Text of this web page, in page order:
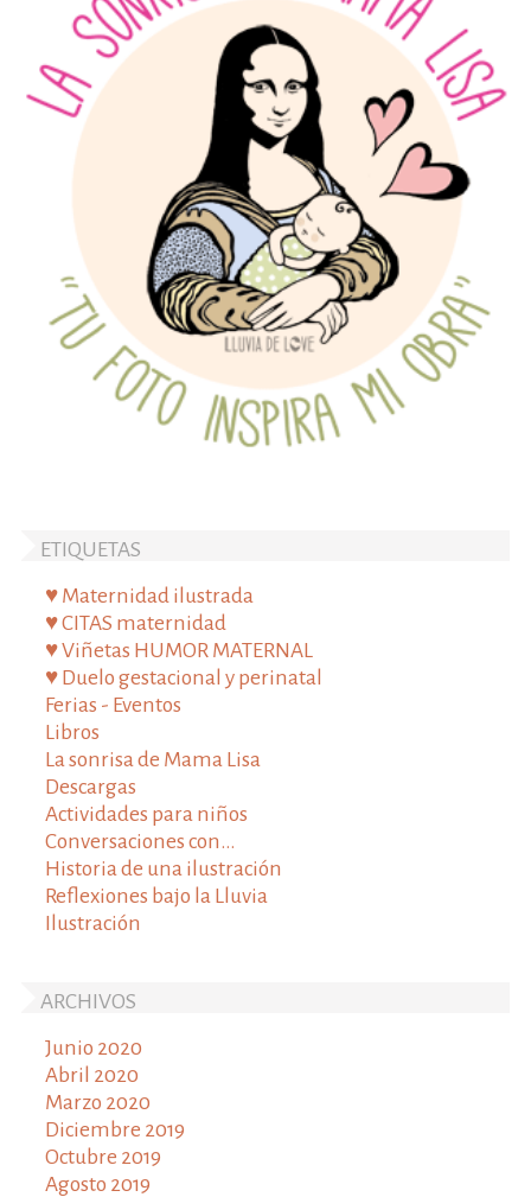
ETIQUETAS
♥ Maternidad ilustrada
♥ CITAS maternidad
♥ Viñetas HUMOR MATERNAL
♥ Duelo gestacional y perinatal
Ferias - Eventos
Libros
La sonrisa de Mama Lisa
Descargas
Actividades para niños
Conversaciones con...
Historia de una ilustración
Reflexiones bajo la Lluvia
Ilustración
ARCHIVOS
Junio 2020
Abril 2020
Marzo 2020
Diciembre 2019
Octubre 2019
Agosto 2019